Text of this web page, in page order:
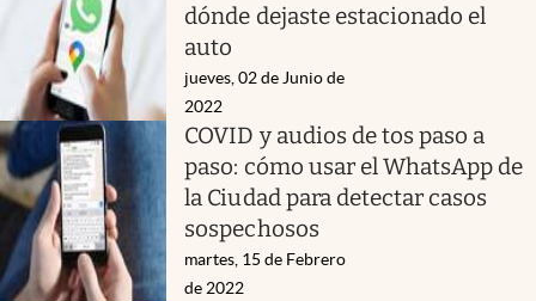
dónde dejaste estacionado el
auto
jueves, 02 de Junio de
2022
COVID y audios de tos paso a
paso: cómo usar el WhatsApp de
la Ciudad para detectar casos
sospechosos
martes, 15 de Febrero
de 2022